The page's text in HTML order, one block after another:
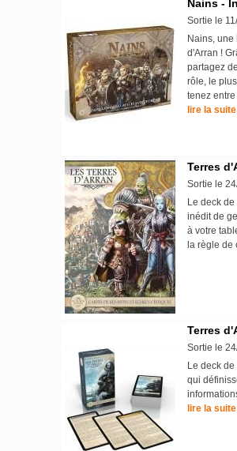
Nains -
Sortie le
Nains,
d'Arran !
partagez
rôle, le
tenez
lire la suite
Terres
Sortie le
Le deck
inédit de
à votre
la règle
Terres
Sortie le
Le deck
qui
lire la suite